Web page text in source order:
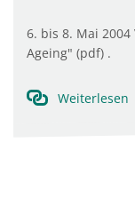
6. bis 8. Mai
Ageing" (pdf) .
Weiterlesen